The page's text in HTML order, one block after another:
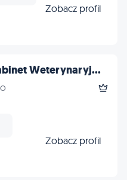
Zobacz profil
Weterynaryj...
Zobacz profil